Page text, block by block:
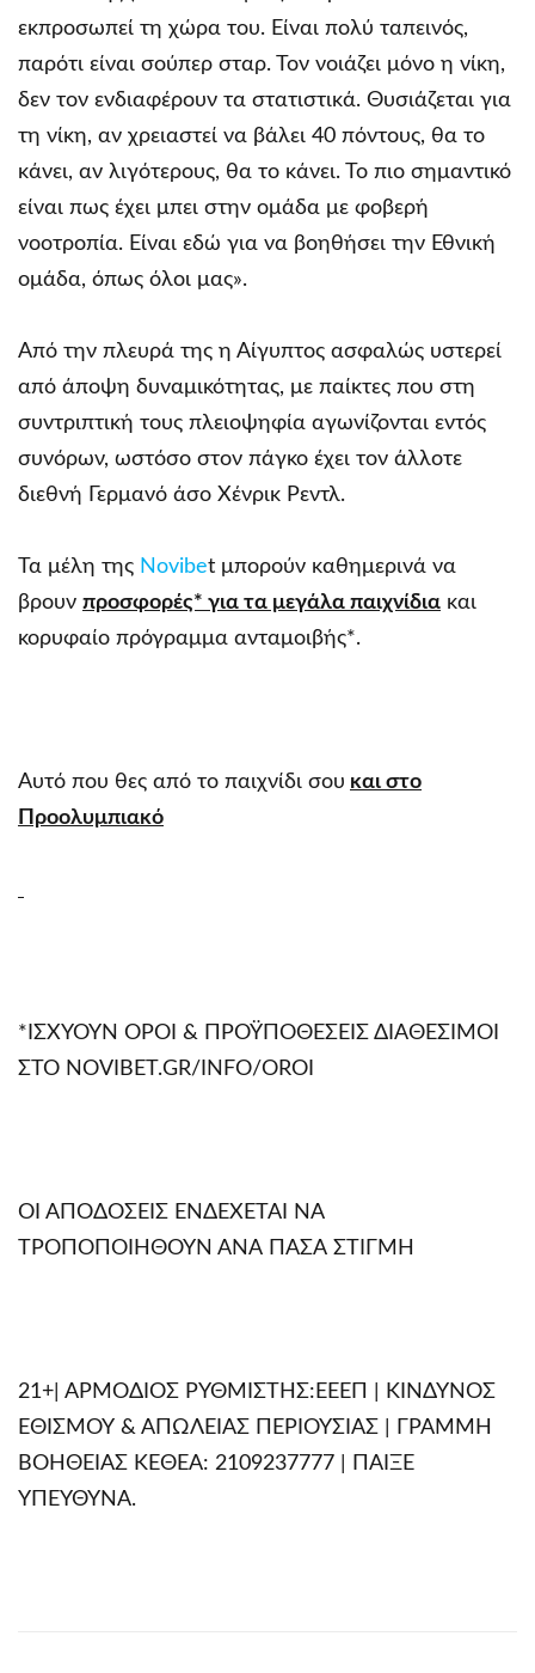
εκπροσωπεί τη χώρα του. Είναι πολύ ταπεινός,
παρότι είναι σούπερ σταρ. Τον νοιάζει μόνο η νίκη,
δεν τον ενδιαφέρουν τα στατιστικά. Θυσιάζεται για
τη νίκη, αν χρειαστεί να βάλει 40 πόντους, θα το
κάνει, αν λιγότερους, θα το κάνει. Το πιο σημαντικό
είναι πως έχει μπει στην ομάδα με φοβερή
νοοτροπία. Είναι εδώ για να βοηθήσει την Εθνική
ομάδα, όπως όλοι μας».
Από την πλευρά της η Αίγυπτος ασφαλώς υστερεί
από άποψη δυναμικότητας, με παίκτες που στη
συντριπτική τους πλειοψηφία αγωνίζονται εντός
συνόρων, ωστόσο στον πάγκο έχει τον άλλοτε
διεθνή Γερμανό άσο Χένρικ Ρεντλ.
Τα μέλη της Novibet μπορούν καθημερινά να
βρουν προσφορές* για τα μεγάλα παιχνίδια και
κορυφαίο πρόγραμμα ανταμοιβής*.
Αυτό που θες από το παιχνίδι σου και στο
Προολυμπιακό
*ΙΣΧΥΟΥΝ ΟΡΟΙ & ΠΡΟΫΠΟΘΕΣΕΙΣ ΔΙΑΘΕΣΙΜΟΙ
ΣΤΟ NOVIBET.GR/INFO/OROI
ΟΙ ΑΠΟΔΟΣΕΙΣ ΕΝΔΕΧΕΤΑΙ ΝΑ
ΤΡΟΠΟΠΟΙΗΘΟΥΝ ΑΝΑ ΠΑΣΑ ΣΤΙΓΜΗ
21+| ΑΡΜΟΔΙΟΣ ΡΥΘΜΙΣΤΗΣ:ΕΕΕΠ | ΚΙΝΔΥΝΟΣ
ΕΘΙΣΜΟΥ & ΑΠΩΛΕΙΑΣ ΠΕΡΙΟΥΣΙΑΣ | ΓΡΑΜΜΗ
ΒΟΗΘΕΙΑΣ ΚΕΘΕΑ: 2109237777 | ΠΑΙΞΕ
ΥΠΕΥΘΥΝΑ.